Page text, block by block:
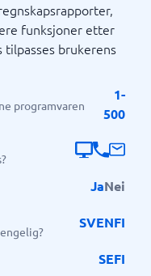
funksjoner etter
tilpasses brukerens
programvaren
1-
500
JaNei
SVENFI
SEFI